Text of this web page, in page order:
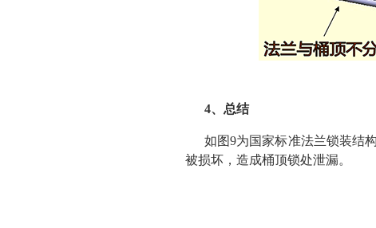
4、总结
如图9为国家标准法兰锁装结
被损坏，造成桶顶锁处泄漏。